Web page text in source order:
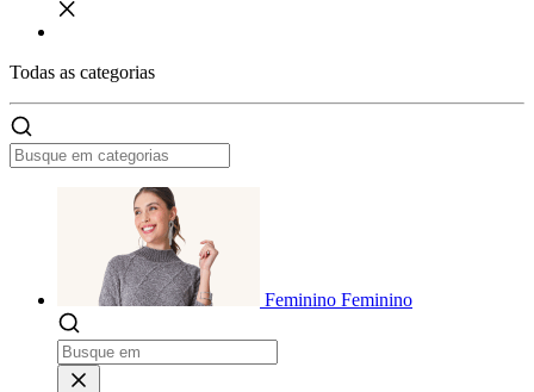
Todas as categorias
Feminino Feminino